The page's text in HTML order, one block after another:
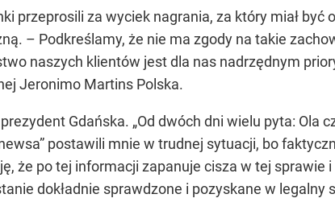
przeprosili za wyciek nagrania, za który miał
– Podkreślamy, że nie ma zgody na takie
naszych klientów jest dla nas nadrzędnym
Jeronimo Martins Polska.
Gdańska. „Od dwóch dni wielu pyta: Ola
postawili mnie w trudnej sytuacji, bo
że po tej informacji zapanuje cisza w tej
dokładnie sprawdzone i pozyskane w legalny